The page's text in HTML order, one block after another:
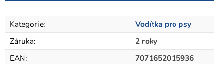
Kategorie:
Vodítka pro psy
Záruka:
2 roky
EAN:
7071652015936